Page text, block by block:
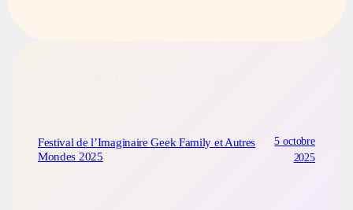
Festival de l’Imaginaire Geek Family et Autres
Mondes 2025
5 octobre
2025